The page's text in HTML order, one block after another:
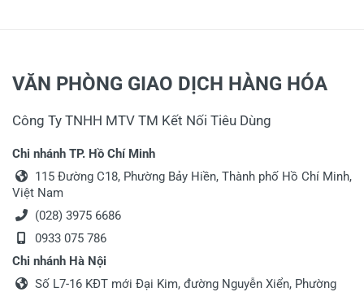
VĂN PHÒNG GIAO DỊCH HÀNG HÓA
Công Ty TNHH MTV TM Kết Nối Tiêu Dùng
Chi nhánh TP. Hồ Chí Minh
115 Đường C18, Phường Bảy Hiền, Thành phố Hồ Chí Minh,
Việt Nam
(028) 3975 6686
0933 075 786
Chi nhánh Hà Nội
Số L7-16 KĐT mới Đại Kim, đường Nguyễn Xiển, Phường